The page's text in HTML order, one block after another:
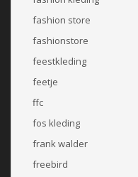
fashion store
fashionstore
feestkleding
feetje
ffc
fos kleding
frank walder
freebird